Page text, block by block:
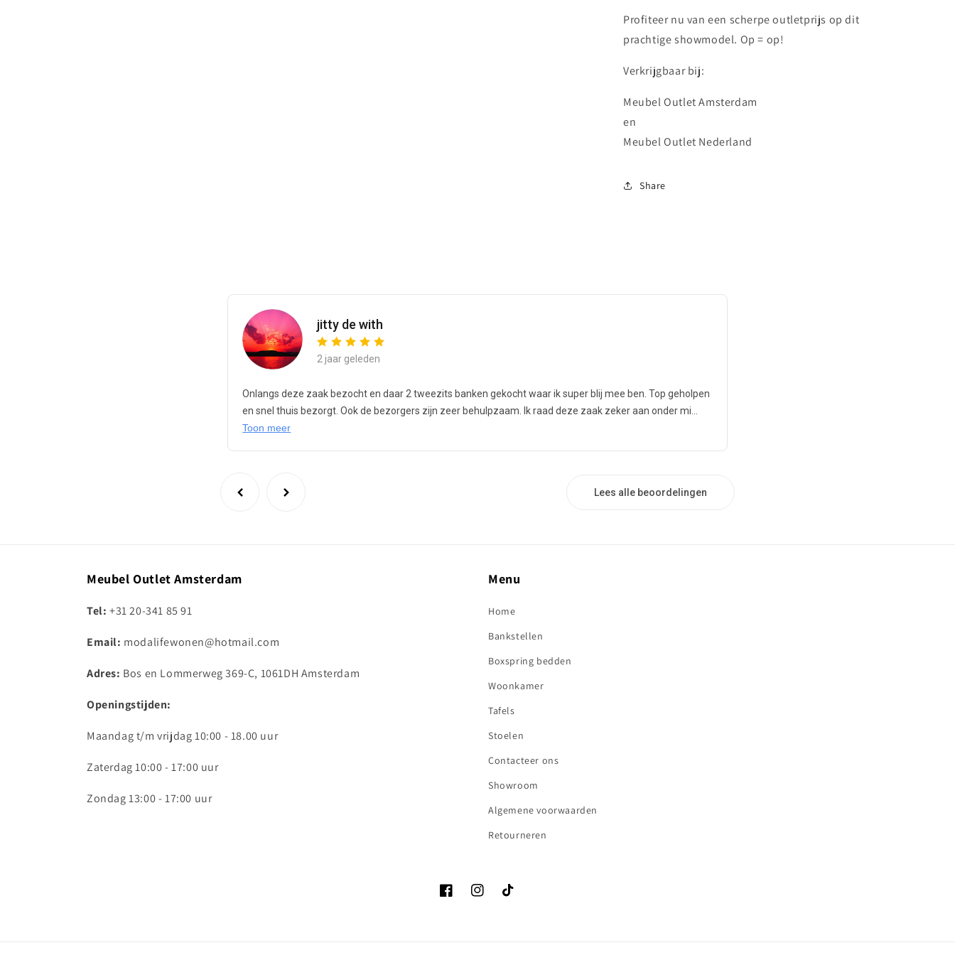
Profiteer nu van een scherpe outletprijs op dit
prachtige showmodel. Op = op!
Verkrijgbaar bij:
Meubel Outlet Amsterdam
en
Meubel Outlet Nederland
Share
jitty de with
2 jaar geleden
Onlangs deze zaak bezocht en daar 2 tweezits banken gekocht waar ik super blij mee ben. Top geholpen
en snel thuis bezorgt. Ook de bezorgers zijn zeer behulpzaam. Ik raad deze zaak zeker aan onder mi...
Toon meer
Lees alle beoordelingen
Meubel Outlet Amsterdam
Tel: +31 20-341 85 91
Email: modalifewonen@hotmail.com
Adres: Bos en Lommerweg 369-C, 1061DH Amsterdam
Openingstijden:
Maandag t/m vrijdag 10:00 - 18.00 uur
Zaterdag 10:00 - 17:00 uur
Zondag 13:00 - 17:00 uur
Menu
Home
Bankstellen
Boxspring bedden
Woonkamer
Tafels
Stoelen
Contacteer ons
Showroom
Algemene voorwaarden
Retourneren
FacebookInstagramTikTok